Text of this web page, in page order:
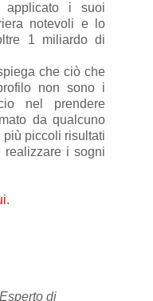
applicato i suoi
notevoli e lo
1 miliardo di
che ciò che
non sono i
nel prendere
da qualcuno
piccoli risultati
i sogni
.
di